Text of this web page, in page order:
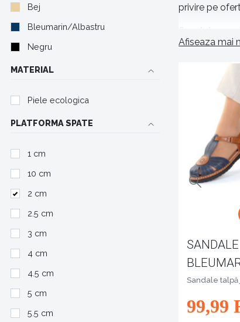
Bej
Bleumarin/Albastru
Negru
MATERIAL
Piele ecologica
PLATFORMA SPATE
1 cm
10 cm
2 cm
2.5 cm
3 cm
4 cm
4.5 cm
5 cm
5.5 cm
privire pe
evenimente
beneficiile
Descoperă
Ești o fire
clasice, în
aspect
Afiseaza mai
SANDALE
INCHISE
LANI
Sandale talpă
99,99